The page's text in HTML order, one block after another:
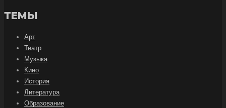
ТЕМЫ
Арт
Театр
Музыка
Кино
История
Литература
Образование